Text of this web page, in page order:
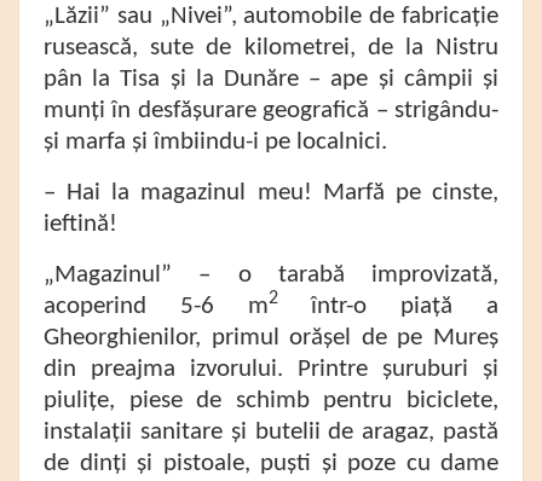
„Lăzii” sau „Nivei”, automobile de fabricație
rusească, sute de kilometrei, de la Nistru
pân la Tisa și la Dunăre – ape și câmpii și
munți în desfășurare geografică – strigându-
și marfa și îmbiindu-i pe localnici.
– Hai la magazinul meu! Marfă pe cinste,
ieftină!
„Magazinul” – o tarabă improvizată,
acoperind 5-6 m2într-o piață a
Gheorghienilor, primul orășel de pe Mureș
din preajma izvorului. Printre șuruburi și
piulițe, piese de schimb pentru biciclete,
instalații sanitare și butelii de aragaz, pastă
de dinți și pistoale, puști și poze cu dame